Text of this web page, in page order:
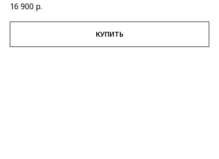
16 900 р.
КУПИТЬ